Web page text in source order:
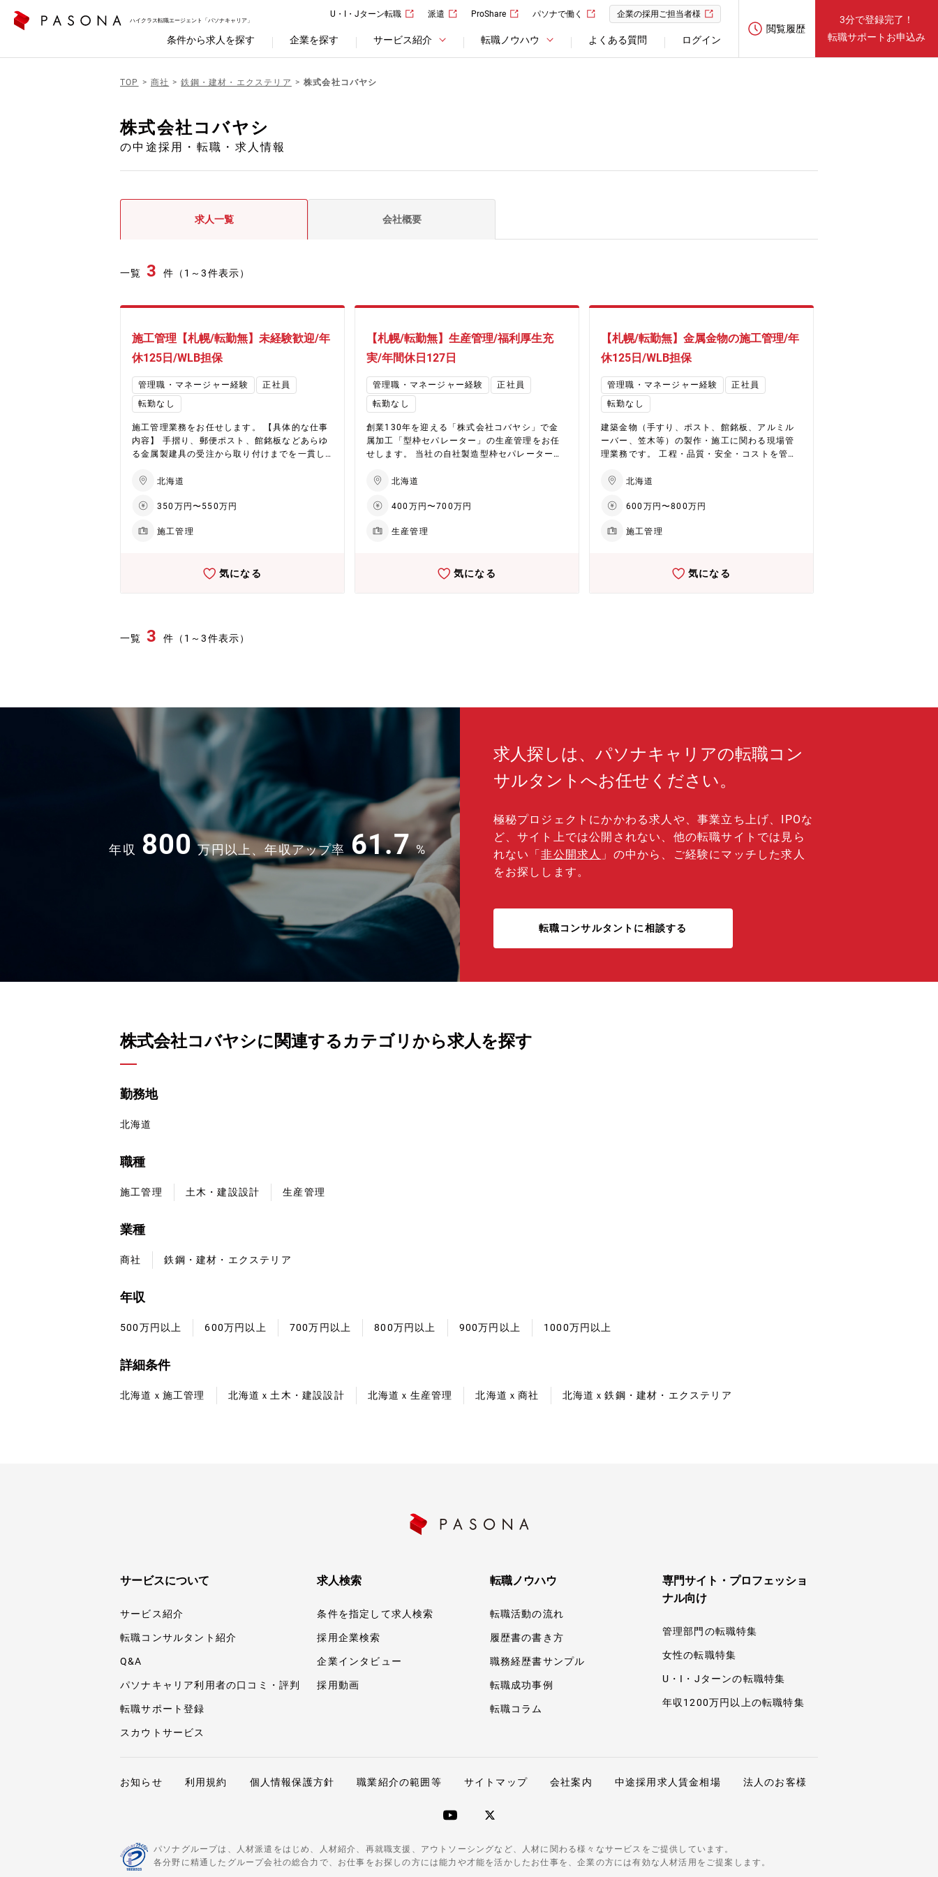
ハイクラス転職エージェント「パソナキャリア」
U・I・Jターン転職 派遣 ProShare パソナで働く 企業の採用ご担当者様
条件から求人を探す 企業を探す サービス紹介 転職ノウハウ よくある質問 ログイン
閲覧履歴
3分で登録完了！
転職サポートお申込み
TOP 商社 鉄鋼・建材・エクステリア 株式会社コバヤシ
株式会社コバヤシ
の中途採用・転職・求人情報
求人一覧 会社概要
一覧 3 件（1～3件表示）
施工管理【札幌/転勤無】未経験歓迎/年
休125日/WLB担保
管理職・マネージャー経験
正社員
転勤なし
施工管理業務をお任せします。 【具体的な仕事
内容】 手摺り、郵便ポスト、館銘板などあらゆ
る金属製建具の受注から取り付けまでを一貫し
ーとのコミュニケーションを欠かさず、 品質管
を遂行するのがお仕事です。建物として形に残
北海道
350万円〜550万円
施工管理
気になる
【札幌/転勤無】生産管理/福利厚生充
実/年間休日127日
管理職・マネージャー経験
正社員
転勤なし
創業130年を迎える「株式会社コバヤシ」で金
属加工「型枠セパレーター」の生産管理をお任
せします。 当社の自社製造型枠セパレーターは
す。 業務内容は、品質管理、コスト管理、在庫
ための管理業務全般です。
北海道
400万円〜700万円
生産管理
気になる
【札幌/転勤無】金属金物の施工管理/年
休125日/WLB担保
管理職・マネージャー経験
正社員
転勤なし
建築金物（手すり、ポスト、館銘板、アルミル
ーバー、笠木等）の製作・施工に関わる現場管
理業務です。 工程・品質・安全・コストを管理
体的には】 ■建築金物および金属製建具の受注
程・品質・安全・原価の各管理を担当 ■職人、
衝・調整業務 ■スケジュール調整、資材発注・
クス、その他建築金属意匠製品など多岐にわた
理課が在籍し、同じフロアで勤務する密な連携
です。
北海道
600万円〜800万円
施工管理
気になる
一覧 3 件（1～3件表示）
年収 800 万円以上、年収アップ率 61.7 %
求人探しは、パソナキャリアの転職コン
サルタントへお任せください。
極秘プロジェクトにかかわる求人や、事業立ち上げ、IPOな
ど、サイト上では公開されない、他の転職サイトでは見ら
れない「非公開求人 」の中から、ご経験にマッチした求人
をお探しします。
転職コンサルタントに相談する
株式会社コバヤシに関連するカテゴリから求人を探す
勤務地
北海道
職種
施工管理 土木・建設設計 生産管理
業種
商社 鉄鋼・建材・エクステリア
年収
500万円以上 600万円以上 700万円以上 800万円以上 900万円以上 1000万円以上
詳細条件
北海道ｘ施工管理 北海道ｘ土木・建設設計 北海道ｘ生産管理 北海道ｘ商社 北海道ｘ鉄鋼・建材・エクステリア
サービスについて
サービス紹介
転職コンサルタント紹介
Q&A
パソナキャリア利用者の口コミ・評判
転職サポート登録
スカウトサービス
求人検索
条件を指定して求人検索
採用企業検索
企業インタビュー
採用動画
転職ノウハウ
転職活動の流れ
履歴書の書き方
職務経歴書サンプル
転職成功事例
転職コラム
専門サイト・プロフェッショ
ナル向け
管理部門の転職特集
女性の転職特集
U・I・Jターンの転職特集
年収1200万円以上の転職特集
お知らせ 利用規約 個人情報保護方針 職業紹介の範囲等 サイトマップ 会社案内 中途採用求人賃金相場 法人のお客様
パソナグループは、人材派遣をはじめ、人材紹介、再就職支援、アウトソーシングなど、人材に関わる様々なサービスをご提供しています。
各分野に精通したグループ会社の総合力で、お仕事をお探しの方には能力や才能を活かしたお仕事を、企業の方には有効な人材活用をご提案します。